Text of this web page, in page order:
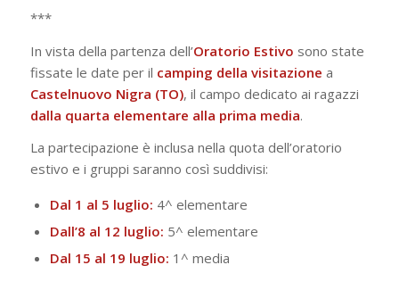
***
In vista della partenza dell’Oratorio Estivo sono state
fissate le date per il camping della visitazione a
Castelnuovo Nigra (TO), il campo dedicato ai ragazzi
dalla quarta elementare alla prima media.
La partecipazione è inclusa nella quota dell’oratorio
estivo e i gruppi saranno così suddivisi:
Dal 1 al 5 luglio: 4^ elementare
Dall’8 al 12 luglio: 5^ elementare
Dal 15 al 19 luglio: 1^ media